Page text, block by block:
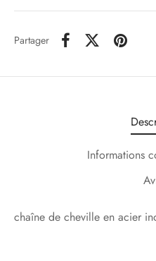
Partager
Informations
chaîne de cheville en acier